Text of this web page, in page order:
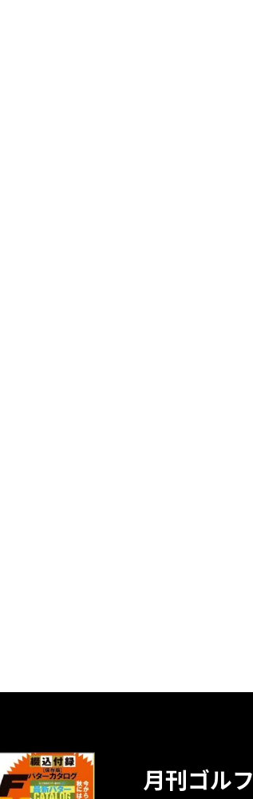
月刊ゴル